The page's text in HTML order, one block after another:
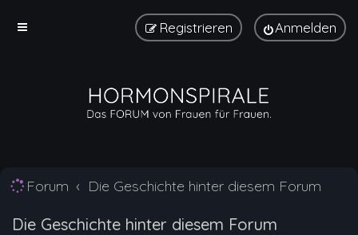
Anmelden
Registrieren
Forum Die Geschichte hinter diesem Forum
Die Geschichte hinter diesem Forum